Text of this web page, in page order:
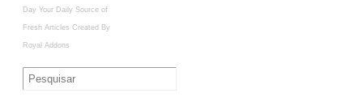
Day Your Daily Source of
Fresh Articles Created By
Royal Addons